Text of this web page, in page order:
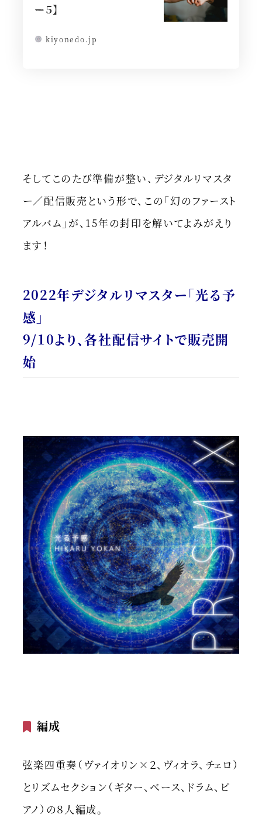
ー５】
kiyonedo.jp
そしてこのたび準備が整い、デジタルリマスタ
ー／配信販売という形で、この「幻のファースト
アルバム」が、15年の封印を解いてよみがえり
ます！
2022年デジタルリマスター「光る予
感」
9/10より、各社配信サイトで販売開
始
編成
弦楽四重奏（ヴァイオリン×２、ヴィオラ、チェロ）
とリズムセクション（ギター、ベース、ドラム、ピ
アノ）の８人編成。